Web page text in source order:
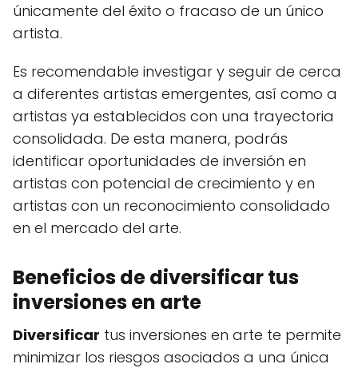
únicamente del éxito o fracaso de un único
artista.
Es recomendable investigar y seguir de cerca
a diferentes artistas emergentes, así como a
artistas ya establecidos con una trayectoria
consolidada. De esta manera, podrás
identificar oportunidades de inversión en
artistas con potencial de crecimiento y en
artistas con un reconocimiento consolidado
en el mercado del arte.
Beneficios de diversificar tus
inversiones en arte
Diversificar tus inversiones en arte te permite
minimizar los riesgos asociados a una única